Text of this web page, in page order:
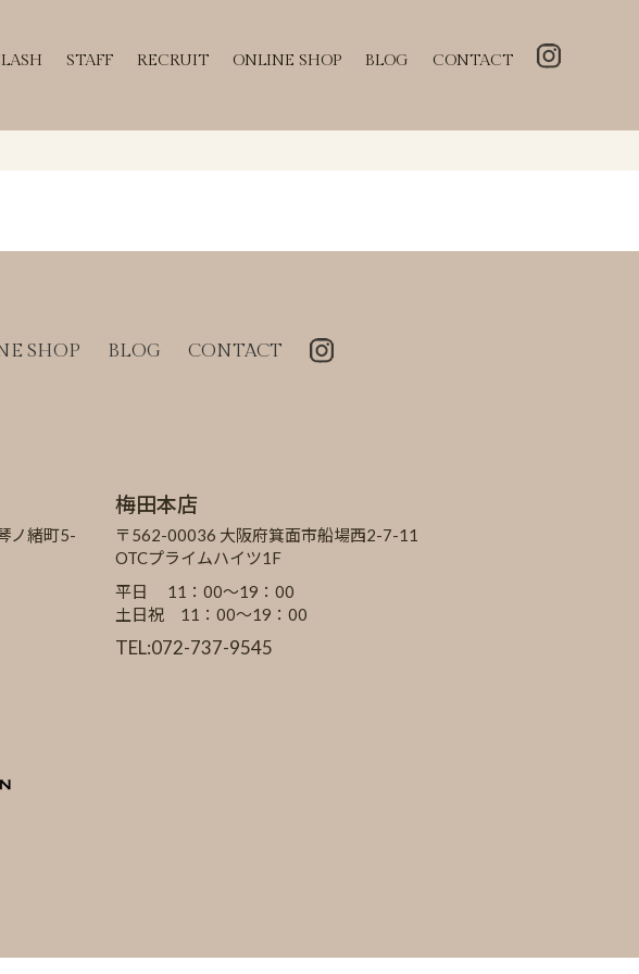
STAFF RECRUIT ONLINE SHOP BLOG CONTACT
SHOP BLOG CONTACT
ノ緒町5-
梅田本店
〒562-00036 大阪府箕面市船場西2-7-11
OTCプライムハイツ1F
平日 11：00～19：00
土日祝 11：00～19：00
TEL:072-737-9545